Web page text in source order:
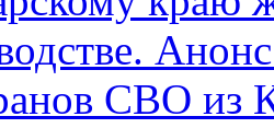
СВО из